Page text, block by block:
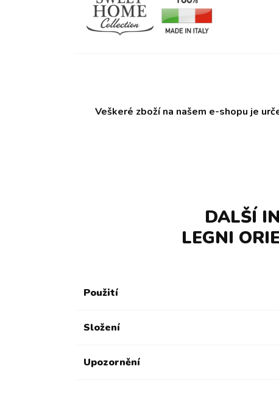
Veškeré zboží na našem e-shopu je
DALŠÍ
LEGNI
Použití
Složení
Upozornění